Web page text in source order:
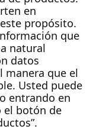
en
propósito.
que
natural
datos
manera que el
Usted puede
entrando en
el botón de